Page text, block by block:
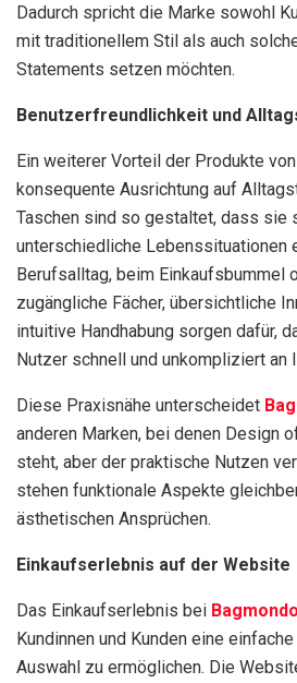
Dadurch spricht die Marke sowohl
mit traditionellem Stil als auch
Statements setzen möchten.
Benutzerfreundlichkeit und
Ein weiterer Vorteil der Produkte von
konsequente Ausrichtung auf
Taschen sind so gestaltet, dass sie
unterschiedliche Lebenssituationen
Berufsalltag, beim Einkaufsbummel
zugängliche Fächer, übersichtliche
intuitive Handhabung sorgen dafür,
Nutzer schnell und unkompliziert an
Diese Praxisnähe unterscheidet
anderen Marken, bei denen Design
steht, aber der praktische Nutzen
stehen funktionale Aspekte
ästhetischen Ansprüchen.
Einkaufserlebnis auf der Website
Das Einkaufserlebnis bei Bagmondo
Kundinnen und Kunden eine
Auswahl zu ermöglichen. Die